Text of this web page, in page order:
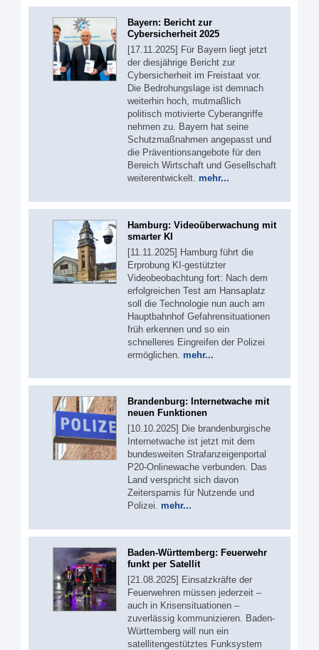
Bayern: Bericht zur
Cybersicherheit 2025
[17.11.2025] Für Bayern liegt jetzt
der diesjährige Bericht zur
Cybersicherheit im Freistaat vor.
Die Bedrohungslage ist demnach
weiterhin hoch, mutmaßlich
politisch motivierte Cyberangriffe
nehmen zu. Bayern hat seine
Schutzmaßnahmen angepasst und
die Präventionsangebote für den
Bereich Wirtschaft und Gesellschaft
weiterentwickelt. mehr...
Hamburg: Videoüberwachung mit
smarter KI
[11.11.2025] Hamburg führt die
Erprobung KI-gestützter
Videobeobachtung fort: Nach dem
erfolgreichen Test am Hansaplatz
soll die Technologie nun auch am
Hauptbahnhof Gefahrensituationen
früh erkennen und so ein
schnelleres Eingreifen der Polizei
ermöglichen. mehr...
Brandenburg: Internetwache mit
neuen Funktionen
[10.10.2025] Die brandenburgische
Internetwache ist jetzt mit dem
bundesweiten Strafanzeigenportal
P20-Onlinewache verbunden. Das
Land verspricht sich davon
Zeitersparnis für Nutzende und
Polizei. mehr...
Baden-Württemberg: Feuerwehr
funkt per Satellit
[21.08.2025] Einsatzkräfte der
Feuerwehren müssen jederzeit –
auch in Krisensituationen –
zuverlässig kommunizieren. Baden-
Württemberg will nun ein
satellitengestütztes Funksystem